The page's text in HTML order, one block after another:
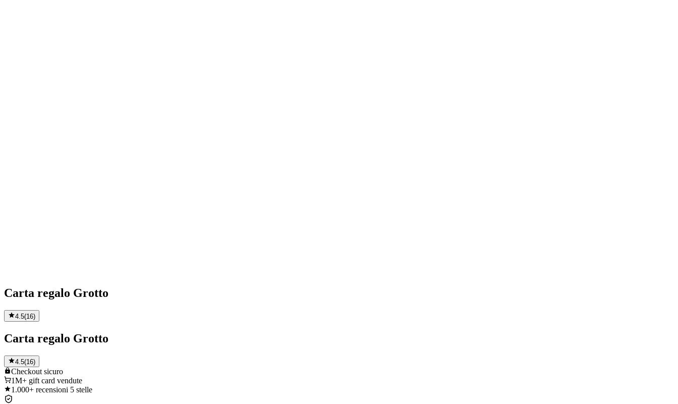
Carta regalo Grotto
4.5(16)
Carta regalo Grotto
4.5(16)
Checkout sicuro
1M+ gift card vendute
1.000+ recensioni 5 stelle